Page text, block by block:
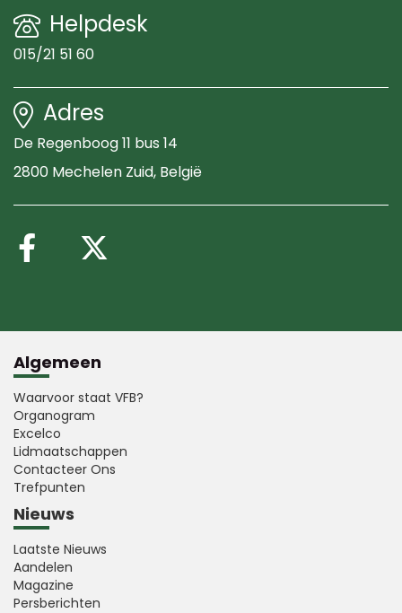
Helpdesk
015/21 51 60
Adres
De Regenboog 11 bus 14
2800 Mechelen Zuid, België
Volg ons op Facebook
Algemeen
Waarvoor staat VFB?
Organogram
Excelco
Lidmaatschappen
Contacteer Ons
Trefpunten
Nieuws
Laatste Nieuws
Aandelen
Magazine
Persberichten